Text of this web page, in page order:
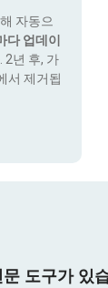
자동으
다 업데이
2년 후, 가
서 제거됩
도구가 있